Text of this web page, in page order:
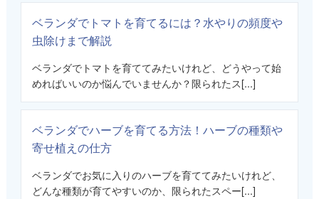
ベランダでトマトを育てるには？水やりの頻度や
虫除けまで解説
ベランダでトマトを育ててみたいけれど、どうやって始
めればいいのか悩んでいませんか？限られたス[...]
ベランダでハーブを育てる方法！ハーブの種類や
寄せ植えの仕方
ベランダでお気に入りのハーブを育ててみたいけれど、
どんな種類が育てやすいのか、限られたスペー[...]